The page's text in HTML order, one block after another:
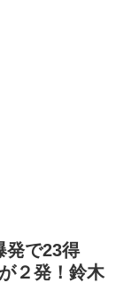
発で23得
２発！鈴木